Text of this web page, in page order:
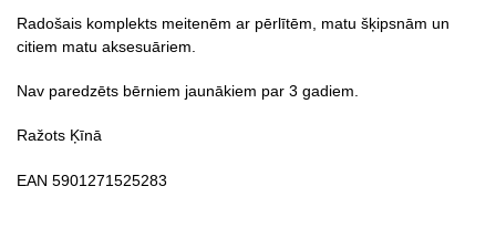
Radošais komplekts meitenēm ar pērlītēm, matu šķipsnām un
citiem matu aksesuāriem.
Nav paredzēts bērniem jaunākiem par 3 gadiem.
Ražots Ķīnā
EAN 5901271525283